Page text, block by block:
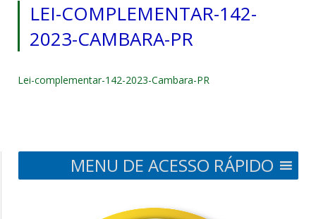
LEI-COMPLEMENTAR-142-
2023-CAMBARA-PR
Lei-complementar-142-2023-Cambara-PR
MENU DE ACESSO RÁPIDO